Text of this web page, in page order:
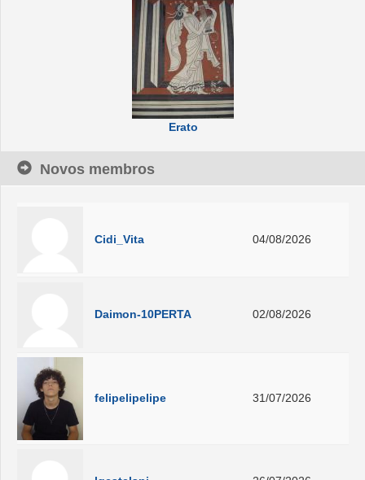
Erato
Novos membros
Cidi_Vita 04/08/2026
Daimon-10PERTA 02/08/2026
felipelipelipe 31/07/2026